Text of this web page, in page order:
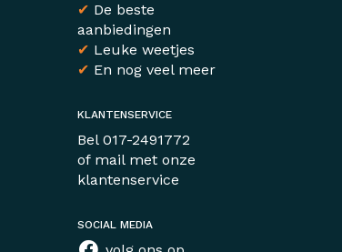
✔ De beste
aanbiedingen
✔ Leuke weetjes
✔ En nog veel meer
KLANTENSERVICE
Bel 017-2491772
of mail met onze
klantenservice
SOCIAL MEDIA